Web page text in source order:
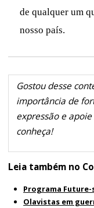
de qualquer um
nosso país.
Gostou desse
importância de
expressão e
conheça!
Leia também no
Programa
Olavistas em